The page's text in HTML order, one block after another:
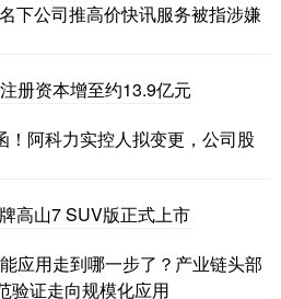
下公司推高价快讯服务被指涉嫌
册资本增至约13.9亿元
！阿科力实控人拟变更，公司股
高山7 SUV版正式上市
应用走到哪一步了？产业链头部
验证走向规模化应用